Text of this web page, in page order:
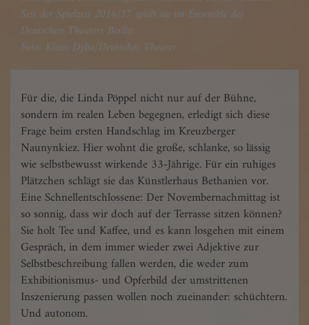
Seit der Spielzeit 2016/17 spielt sie im Ensemble des
Deutschen Theaters Berlin
Foto: Klaus Dyba/Deutsches Theater
Für die, die Linda Pöppel nicht nur auf der Bühne,
sondern im realen Leben begegnen, erledigt sich diese
Frage beim ersten Handschlag im Kreuzberger
Naunynkiez. Hier wohnt die große, schlanke, so lässig
wie selbstbewusst wirkende 33-Jährige. Für ein ruhiges
Plätzchen schlägt sie das Künstlerhaus Bethanien vor.
Eine Schnellentschlossene: Der Novembernachmittag ist
so sonnig, dass wir doch auf der Terrasse sitzen können?
Sie holt Tee und Kaffee, und es kann losgehen mit einem
Gespräch, in dem immer wieder zwei Adjektive zur
Selbstbeschreibung fallen werden, die weder zum
Exhibitionismus- und Opferbild der umstrittenen
Inszenierung passen wollen noch zueinander: schüchtern.
Und autonom.